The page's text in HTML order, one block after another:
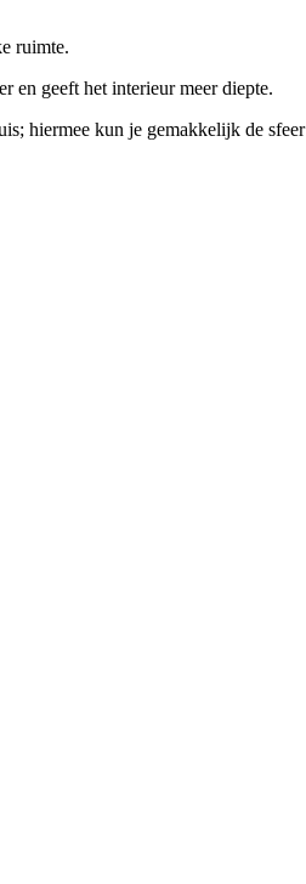
ruimte.
en geeft het interieur meer diepte.
hiermee kun je gemakkelijk de sfeer